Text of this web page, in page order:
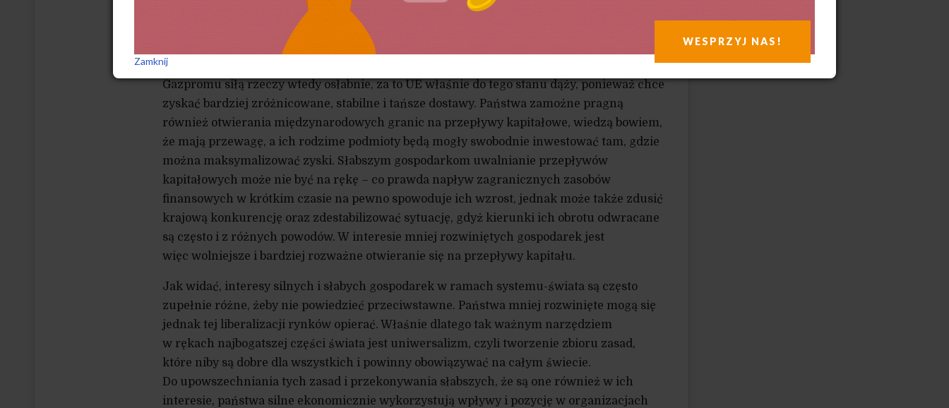
Natomiast rynki tych surowców, których mają sporo, wolą pozostawić uregulowane,
by móc w większym stopniu kontrolować ceny oraz wykorzystywać przewagę
negocjacyjną. Doskonałym tego przykładem są okresowe spory między UE a Rosją,
dotyczące liberalizacji unijnego rynku gazu. Rosji są one nie w smak, gdyż pozycja
Gazpromu siłą rzeczy wtedy osłabnie, za to UE właśnie do tego stanu dąży, ponieważ chce
zyskać bardziej zróżnicowane, stabilne i tańsze dostawy. Państwa zamożne pragną
również otwierania międzynarodowych granic na przepływy kapitałowe, wiedzą bowiem,
że mają przewagę, a ich rodzime podmioty będą mogły swobodnie inwestować tam, gdzie
można maksymalizować zyski. Słabszym gospodarkom uwalnianie przepływów
kapitałowych może nie być na rękę – co prawda napływ zagranicznych zasobów
finansowych w krótkim czasie na pewno spowoduje ich wzrost, jednak może także zdusić
krajową konkurencję oraz zdestabilizować sytuację, gdyż kierunki ich obrotu odwracane
są często i z różnych powodów. W interesie mniej rozwiniętych gospodarek jest
więc wolniejsze i bardziej rozważne otwieranie się na przepływy kapitału.
Jak widać, interesy silnych i słabych gospodarek w ramach systemu-świata są często
zupełnie różne, żeby nie powiedzieć przeciwstawne. Państwa mniej rozwinięte mogą się
jednak tej liberalizacji rynków opierać. Właśnie dlatego tak ważnym narzędziem
w rękach najbogatszej części świata jest uniwersalizm, czyli tworzenie zbioru zasad,
które niby są dobre dla wszystkich i powinny obowiązywać na całym świecie.
Do upowszechniania tych zasad i przekonywania słabszych, że są one również w ich
interesie, państwa silne ekonomicznie wykorzystują wpływy i pozycję w organizacjach
WESPRZYJ NAS!
Zamknij